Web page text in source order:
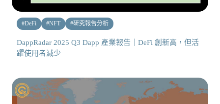
#DeFi #NFT #研究報告分析
DappRadar 2025 Q3 Dapp 產業報告｜DeFi 創新高，但活
躍使用者減少